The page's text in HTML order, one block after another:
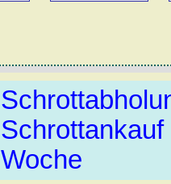
Schrottankauf
Woche